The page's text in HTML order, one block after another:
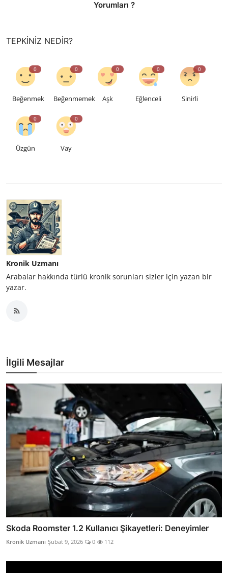
Yorumları ?
TEPKINIZ NEDIR?
0
Beğenmek
0
Beğenmemek
0
Aşk
0
Eğlenceli
0
Sinirli
0
Üzgün
0
Vay
Kronik Uzmanı
Arabalar hakkında türlü kronik sorunları sizler için yazan bir
yazar.
İlgili Mesajlar
Skoda Roomster 1.2 Kullanıcı Şikayetleri: Deneyimler
Kronik Uzmanı Şubat 9, 2026 0 112